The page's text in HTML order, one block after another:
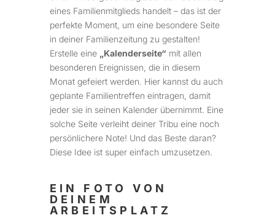
eines Familienmitglieds handelt – das ist der
perfekte Moment, um eine besondere Seite
in deiner Familienzeitung zu gestalten!
Erstelle eine „Kalenderseite“ mit allen
besonderen Ereignissen, die in diesem
Monat gefeiert werden. Hier kannst du auch
geplante Familientreffen eintragen, damit
jeder sie in seinen Kalender übernimmt. Eine
solche Seite verleiht deiner Tribu eine noch
persönlichere Note! Und das Beste daran?
Diese Idee ist super einfach umzusetzen.
EIN FOTO VON
DEINEM
ARBEITSPLATZ